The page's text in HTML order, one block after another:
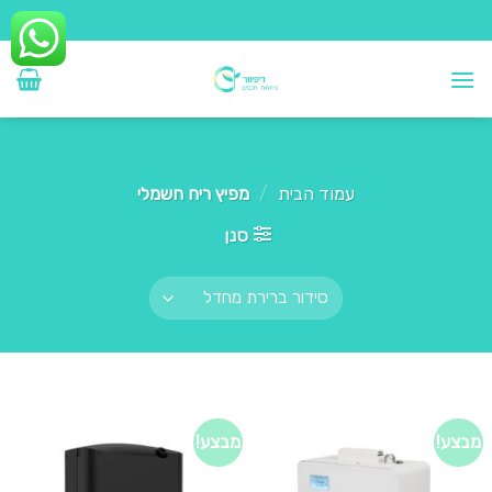
to
content
עמוד הבית / מפיץ ריח חשמלי
סנן
מבצע! מבצע!